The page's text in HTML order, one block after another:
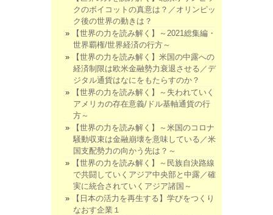
クのボイコットの真意は？／オリンピッ
ク後の世界の動きは？
【世界の力を読み解く】～2021総集編・
世界覇権/世界経済の行方～
【世界の力を読み解く】米国の中露への
経済制限は欧米金融勢力衰退させる／デ
ジタル通貨はなにをもたらすのか？
【世界の力を読み解く】～失われていく
アメリカの存在意義/ドル基軸通貨の行
方～
【世界の力を読み解く】～米国のコロナ
騒動収束は金融崩壊を意味している／米
国支配勢力の向かう先は？～
【世界の力を読み解く】～民族自決路線
で共闘していくアジア中央部と中露／確
実に統合されていくアジア諸国～
【日本の活力を再生する】学びをつくり
なおす企業１